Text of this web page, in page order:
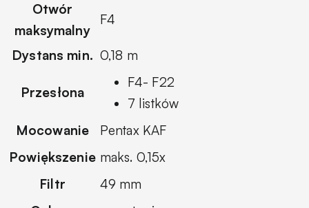
Otwór
maksymalny
F4
Dystans min. 0,18 m
Przesłona
F4- F22
7 listków
Mocowanie
Pentax KAF
Powiększenie maks. 0,15x
Filtr
49 mm